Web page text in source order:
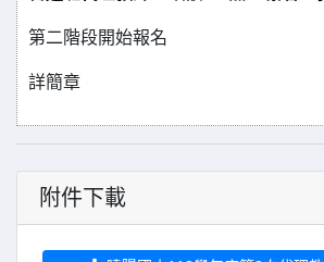
第二階段開始報名
詳簡章
附件下載